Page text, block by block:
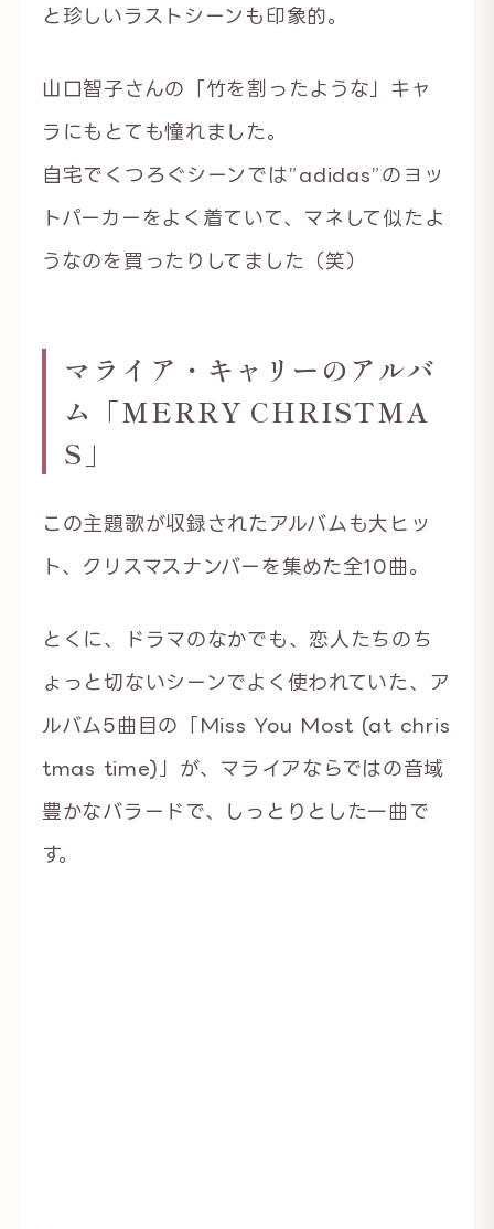
と珍しいラストシーンも印象的。
山口智子さんの「竹を割ったような」キャ
ラにもとても憧れました。
自宅でくつろぐシーンでは”adidas”のヨッ
トパーカーをよく着ていて、マネして似たよ
うなのを買ったりしてました（笑）
マライア・キャリーのアルバ
ム「MERRY CHRISTMA
S」
この主題歌が収録されたアルバムも大ヒッ
ト、クリスマスナンバーを集めた全10曲。
とくに、ドラマのなかでも、恋人たちのち
ょっと切ないシーンでよく使われていた、ア
ルバム5曲目の「Miss You Most (at chris
tmas time)」が、マライアならではの音域
豊かなバラードで、しっとりとした一曲で
す。